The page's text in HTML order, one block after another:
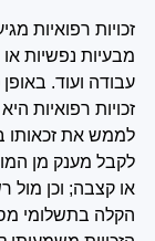
זכויות רפואיות
מבעיות נפשיות או
עבודה ועוד.
זכויות רפואיות
לממש את זכאותו
לקבל מענק מן
או קצבה; וכן מול
הקלה בתשלומי